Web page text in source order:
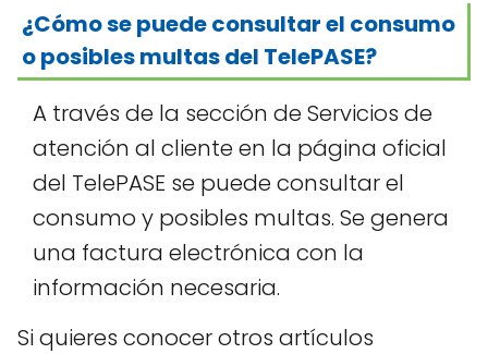
¿Cómo se puede consultar el consumo
o posibles multas del TelePASE?
A través de la sección de Servicios de
atención al cliente en la página oficial
del TelePASE se puede consultar el
consumo y posibles multas. Se genera
una factura electrónica con la
información necesaria.
Si quieres conocer otros artículos